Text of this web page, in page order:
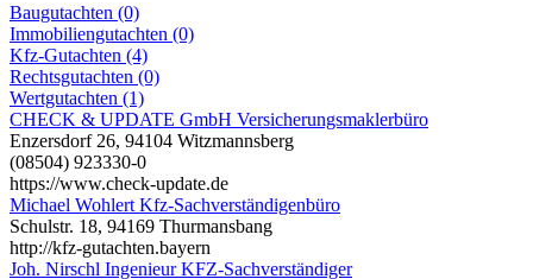
Baugutachten (0)
Immobiliengutachten (0)
Kfz-Gutachten (4)
Rechtsgutachten (0)
Wertgutachten (1)
CHECK & UPDATE GmbH Versicherungsmaklerbüro
Enzersdorf 26, 94104 Witzmannsberg
(08504) 923330-0
https://www.check-update.de
Michael Wohlert Kfz-Sachverständigenbüro
Schulstr. 18, 94169 Thurmansbang
http://kfz-gutachten.bayern
Joh. Nirschl Ingenieur KFZ-Sachverständiger